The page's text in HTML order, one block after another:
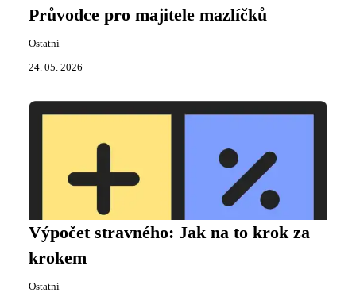
Průvodce pro majitele mazlíčků
Ostatní
24. 05. 2026
Výpočet stravného: Jak na to krok za
krokem
Ostatní